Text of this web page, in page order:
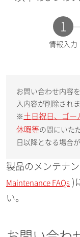
1
現
情報入力
お問い合わせ内容
入内容が削除され
※ 土日祝日、ゴー
休暇等の間にいた
日以降となる場合
製品のメンテナ
Maintenance FAQs )
い。